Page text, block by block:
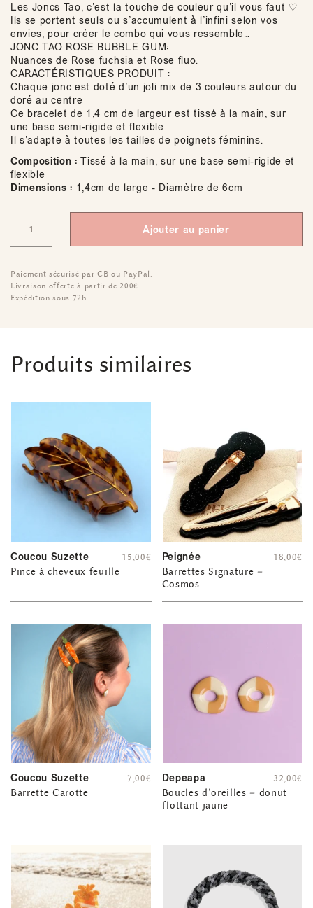
Les Joncs Tao, c’est la touche de couleur qu’il vous faut ♡
Ils se portent seuls ou s’accumulent à l’infini selon vos
envies, pour créer le combo qui vous ressemble…
JONC TAO ROSE BUBBLE GUM:
Nuances de Rose fuchsia et Rose fluo.
CARACTÉRISTIQUES PRODUIT :
Chaque jonc est doté d’un joli mix de 3 couleurs autour du
doré au centre
Ce bracelet de 1,4 cm de largeur est tissé à la main, sur
une base semi-rigide et flexible
Il s’adapte à toutes les tailles de poignets féminins.
Composition : Tissé à la main, sur une base semi-rigide et
flexible
Dimensions : 1,4cm de large - Diamètre de 6cm
Ajouter au panier
Paiement sécurisé par CB ou PayPal.
Livraison offerte à partir de 200€
Expédition sous 72h.
Produits similaires
Coucou Suzette
Pince à cheveux feuille
15,00€ Peignée
Barrettes Signature –
Cosmos
18,00€
Coucou Suzette
Barrette Carotte
7,00€ Depeapa
Boucles d’oreilles – donut
flottant jaune
32,00€